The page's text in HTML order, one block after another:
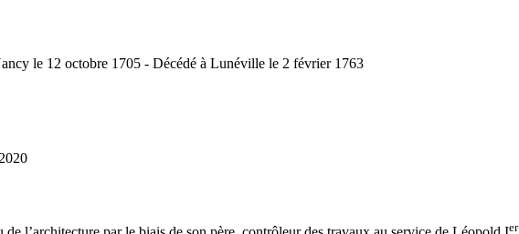
le 12 octobre 1705 - Décédé à Lunéville le 2 février 1763
er